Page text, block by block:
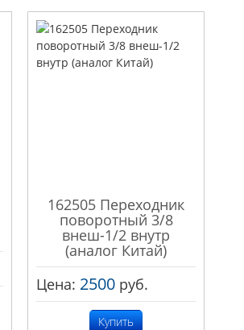
162505 Переходник
поворотный 3/8
внеш-1/2 внутр
(аналог Китай)
Цена: 2500 руб.
Купить